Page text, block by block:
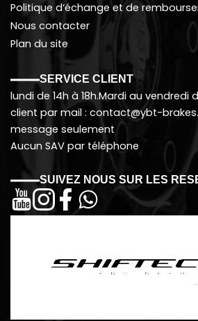
Politique d‘échange et de
Nous contacter
Plan du site
SERVICE CLIENT
lundi de 14h à 18h.Mardi au vendredi
client par mail : contact@ybt-
message seulement
Aucun SAV par téléphone
SUIVEZ NOUS SUR LES